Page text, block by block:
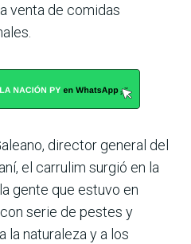
venta de comidas
director general del
el carrulim surgió en la
gente que estuvo en
serie de pestes y
la naturaleza y a los